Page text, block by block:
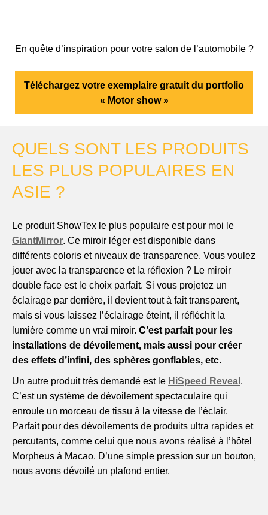
En quête d’inspiration pour votre salon de l’automobile ?
Téléchargez votre exemplaire gratuit du portfolio
« Motor show »
QUELS SONT LES PRODUITS
LES PLUS POPULAIRES EN
ASIE ?
Le produit ShowTex le plus populaire est pour moi le
GiantMirror. Ce miroir léger est disponible dans
différents coloris et niveaux de transparence. Vous voulez
jouer avec la transparence et la réflexion ? Le miroir
double face est le choix parfait. Si vous projetez un
éclairage par derrière, il devient tout à fait transparent,
mais si vous laissez l’éclairage éteint, il réfléchit la
lumière comme un vrai miroir. C’est parfait pour les
installations de dévoilement, mais aussi pour créer
des effets d’infini, des sphères gonflables, etc.
Un autre produit très demandé est le HiSpeed Reveal .
C’est un système de dévoilement spectaculaire qui
enroule un morceau de tissu à la vitesse de l’éclair.
Parfait pour des dévoilements de produits ultra rapides et
percutants, comme celui que nous avons réalisé à l’hôtel
Morpheus à Macao. D’une simple pression sur un bouton,
nous avons dévoilé un plafond entier.